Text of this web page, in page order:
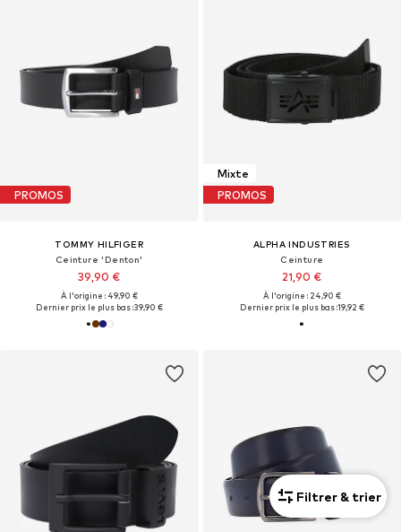
PROMOS
TOMMY HILFIGER
Ceinture 'Denton'
39,90 €
À l'origine : 49,90 €
Dernier prix le plus bas :39,90 €
Mixte
PROMOS
ALPHA INDUSTRIES
Ceinture
21,90 €
À l'origine : 24,90 €
Dernier prix le plus bas :19,92 €
Filtrer & trier